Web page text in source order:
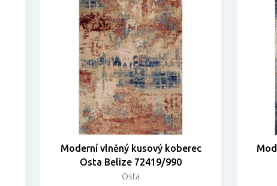
Moderní vlněný kusový koberec
Osta Belize 72419/990
Osta